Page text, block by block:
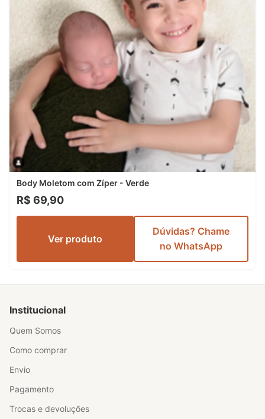
Body Moletom com Zíper - Verde
R$ 69,90
Ver produto
Dúvidas? Chame
no WhatsApp
Institucional
Quem Somos
Como comprar
Envio
Pagamento
Trocas e devoluções